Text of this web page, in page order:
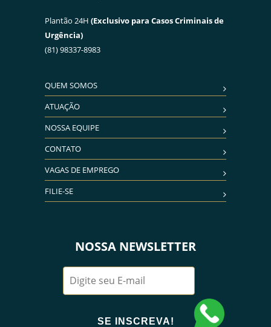
Plantão 24H (Exclusivo para Casos Criminais de
Urgência)
(81) 98337-8983
QUEM SOMOS
ATUAÇÃO
NOSSA EQUIPE
CONTATO
VAGAS DE EMPREGO
FILIE-SE
NOSSA NEWSLETTER